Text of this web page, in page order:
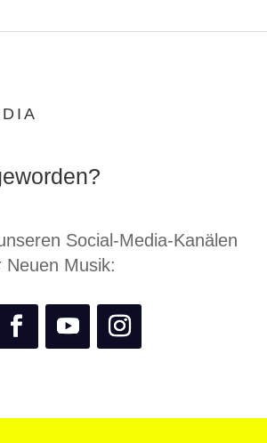
Social-Media-Kanälen
Neuen Musik: